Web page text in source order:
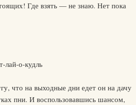
Где взять — не знаю. Нет пока
лай-о-кудль
что на выходные дни едет он на дачу
пни. И воспользовавшись шансом,